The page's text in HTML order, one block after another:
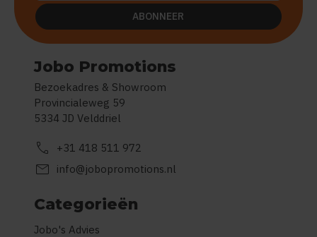
Jobo Promotions
Bezoekadres & Showroom
Provincialeweg 59
5334 JD Velddriel
call +31 418 511 972
mail info@jobopromotions.nl
Categorieën
Jobo's Advies
ABONNEER